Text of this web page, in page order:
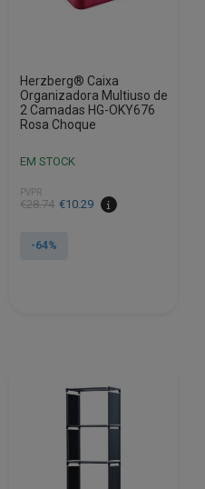
Herzberg® Caixa
Organizadora Multiuso de
2 Camadas HG-OKY676
Rosa Choque
EM STOCK
PVPR
€28.74
O
original
€10.29
O
atual
-64%